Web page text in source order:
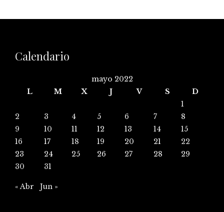
Calendario
mayo 2022
L
M X J V S
D
1
2
3 4 5 6 7
8
9
10 11 12 13 14
15
16
17 18 19 20 21
22
23
24 25 26 27 28
29
30
31
« Abr Jun »